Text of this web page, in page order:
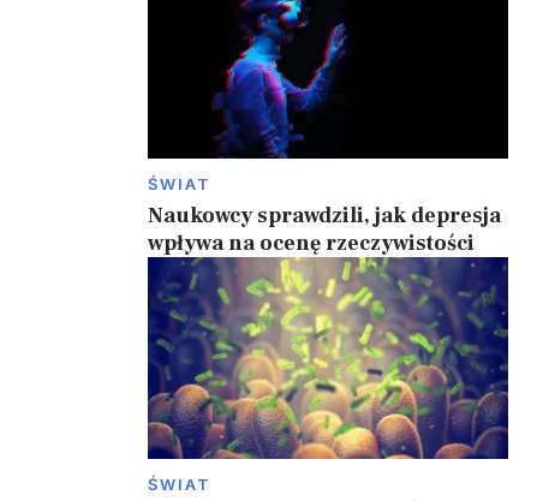
ŚWIAT
Naukowcy sprawdzili, jak depresja
wpływa na ocenę rzeczywistości
ŚWIAT